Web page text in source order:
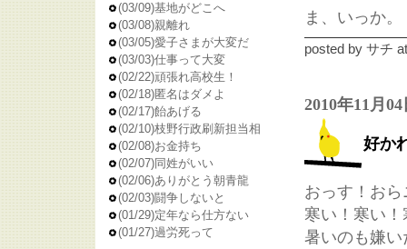
(03/09)基地がどこへ
(03/08)親離れ
(03/05)愛子さまが大変だ
(03/03)仕事って大変
(02/22)頑張れ高校生！
(02/18)匿名はダメよ
(02/17)飴あげる
(02/10)枝野行政刷新担当相
(02/08)お金持ち
(02/07)同姓がいい
(02/06)ありがとう朝青龍
(02/03)闘争しないと
(01/29)定年なら仕方ない
(01/27)過労死って
ま、いっか。
posted by サチ
2010年11月04
好か
おっす！お
寒い！寒い！
暑いのも嫌